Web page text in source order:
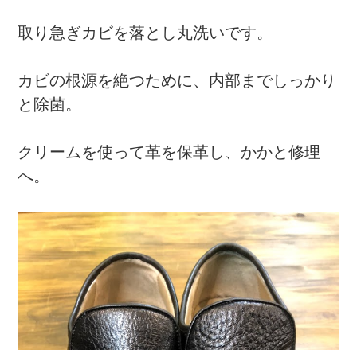
取り急ぎカビを落とし丸洗いです。
カビの根源を絶つために、内部までしっかり
と除菌。
クリームを使って革を保革し、かかと修理
へ。